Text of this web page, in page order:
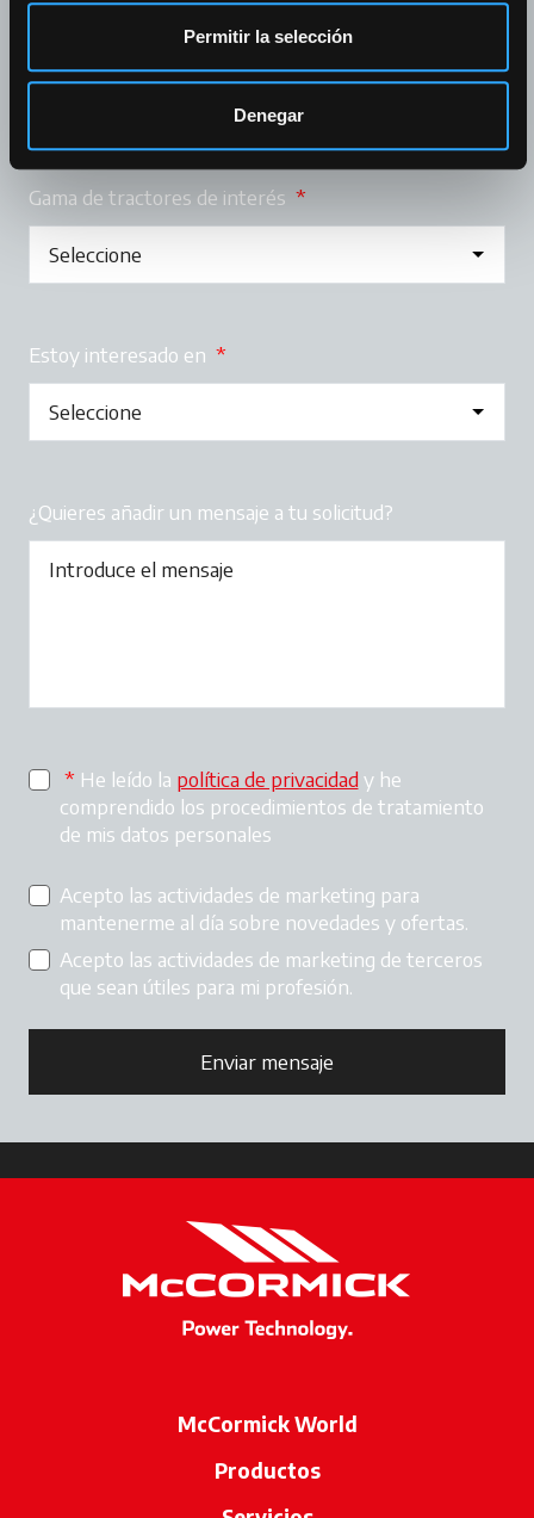
Permitir la selección
Denegar
¿Tienes un McCormick? *
Sí
No
Gama de tractores de interés *
Estoy interesado en *
¿Quieres añadir un mensaje a tu solicitud?
* He leído la política de privacidad se abre en una
y he
comprendido los procedimientos de tratamiento
de mis datos personales
Acepto las actividades de marketing para
mantenerme al día sobre novedades y ofertas.
Acepto las actividades de marketing de terceros
que sean útiles para mi profesión.
Enviar mensaje
McCormick World
Productos